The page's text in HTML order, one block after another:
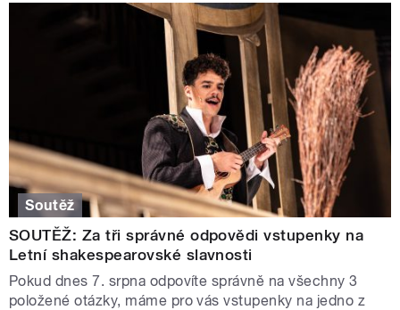
Soutěž
SOUTĚŽ: Za tři správné odpovědi vstupenky na
Letní shakespearovské slavnosti
Pokud dnes 7. srpna odpovíte správně na všechny 3
položené otázky, máme pro vás vstupenky na jedno z